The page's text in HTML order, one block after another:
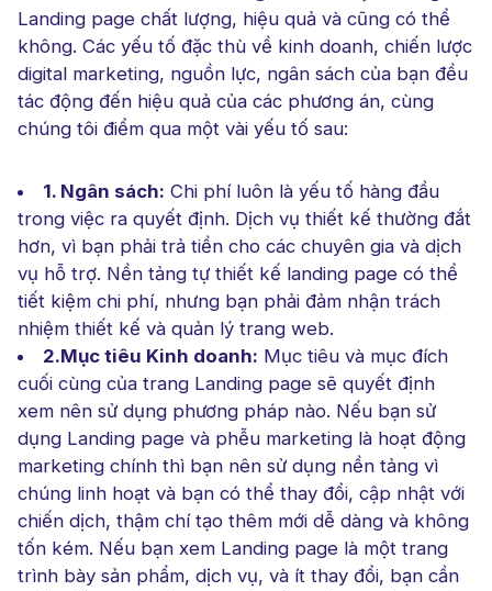
Landing page chất lượng, hiệu quả và cũng có thể
không. Các yếu tố đặc thù về kinh doanh, chiến lược
digital marketing, nguồn lực, ngân sách của bạn đều
tác động đến hiệu quả của các phương án, cùng
chúng tôi điểm qua một vài yếu tố sau:
1. Ngân sách: Chi phí luôn là yếu tố hàng đầu
trong việc ra quyết định. Dịch vụ thiết kế thường đắt
hơn, vì bạn phải trả tiền cho các chuyên gia và dịch
vụ hỗ trợ. Nền tảng tự thiết kế landing page có thể
tiết kiệm chi phí, nhưng bạn phải đảm nhận trách
nhiệm thiết kế và quản lý trang web.
2.Mục tiêu Kinh doanh: Mục tiêu và mục đích
cuối cùng của trang Landing page sẽ quyết định
xem nên sử dụng phương pháp nào. Nếu bạn sử
dụng Landing page và phễu marketing là hoạt động
marketing chính thì bạn nên sử dụng nền tảng vì
chúng linh hoạt và bạn có thể thay đổi, cập nhật với
chiến dịch, thậm chí tạo thêm mới dễ dàng và không
tốn kém. Nếu bạn xem Landing page là một trang
trình bày sản phẩm, dịch vụ, và ít thay đổi, bạn cần